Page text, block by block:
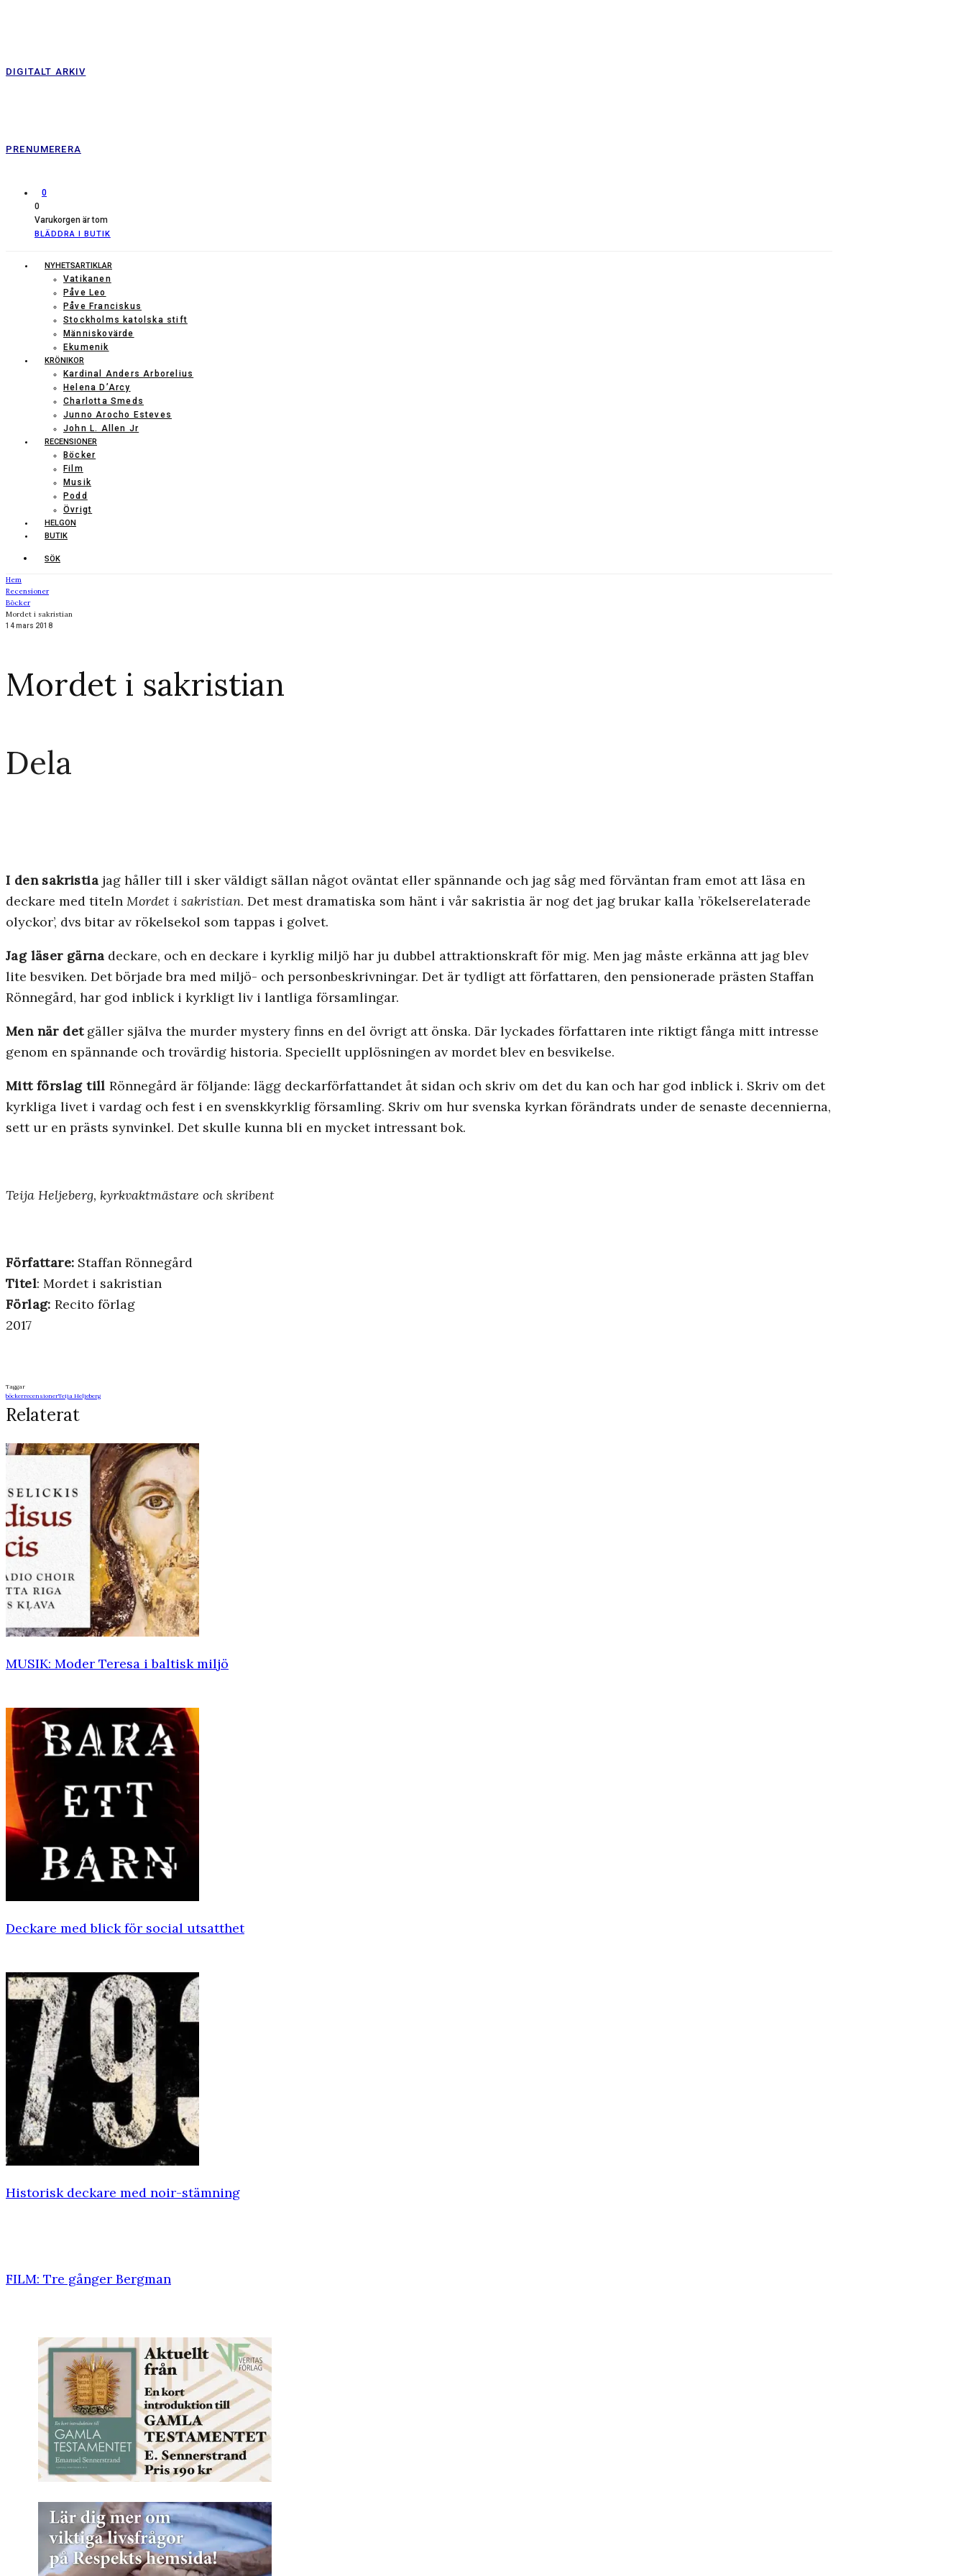
DIGITALT ARKIV
PRENUMERERA
0
0
Varukorgen är tom
BLÄDDRA I BUTIK
NYHETSARTIKLAR
Vatikanen
Påve Leo
Påve Franciskus
Stockholms katolska stift
Människovärde
Ekumenik
KRÖNIKOR
Kardinal Anders Arborelius
Helena D’Arcy
Charlotta Smeds
Junno Arocho Esteves
John L. Allen Jr
RECENSIONER
Böcker
Film
Musik
Podd
Övrigt
HELGON
BUTIK
SÖK
Hem
Recensioner
Böcker
Mordet i sakristian
14 mars 2018
Mordet i sakristian
Dela
I den sakristia jag håller till i sker väldigt sällan något oväntat eller spännande och jag såg med förväntan fram emot att läsa en
deckare med titeln Mordet i sakristian. Det mest dramatiska som hänt i vår sakristia är nog det jag brukar kalla ’rökelserelaterade
olyckor’, dvs bitar av rökelsekol som tappas i golvet.
Jag läser gärna deckare, och en deckare i kyrklig miljö har ju dubbel attraktionskraft för mig. Men jag måste erkänna att jag blev
lite besviken. Det började bra med miljö- och personbeskrivningar. Det är tydligt att författaren, den pensionerade prästen Staffan
Rönnegård, har god inblick i kyrkligt liv i lantliga församlingar.
Men när detgäller själva the murder mystery finns en del övrigt att önska. Där lyckades författaren inte riktigt fånga mitt intresse
genom en spännande och trovärdig historia. Speciellt upplösningen av mordet blev en besvikelse.
Mitt förslag till Rönnegård är följande: lägg deckarförfattandet åt sidan och skriv om det du kan och har god inblick i. Skriv om det
kyrkliga livet i vardag och fest i en svenskkyrklig församling. Skriv om hur svenska kyrkan förändrats under de senaste decennierna,
sett ur en prästs synvinkel. Det skulle kunna bli en mycket intressant bok.
Teija Heljeberg, kyrkvaktmästare och skribent
Författare: Staffan Rönnegård
Titel: Mordet i sakristian
Förlag: Recito förlag
2017
Taggar
böckerrecensionerTeija Heljeberg
Relaterat
MUSIK: Moder Teresa i baltisk miljö
Deckare med blick för social utsatthet
Historisk deckare med noir-stämning
FILM: Tre gånger Bergman